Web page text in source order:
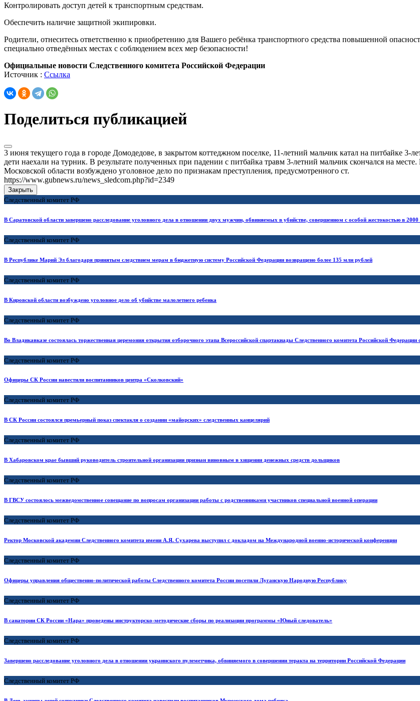
Контролировать доступ детей к транспортным средствам.
Обеспечить наличие защитной экипировки.
Родители, отнеситесь ответственно к приобретению для Вашего ребёнка транспортного средства повышенной
специально отведённых местах с соблюдением всех мер безопасности!
Официальные новости Следственного комитета Российской Федерации
Источник : Ссылка
Поделиться публикацией
3 июня текущего года в городе Домодедове, в закрытом коттеджном поселке, 11-летний мальчик катал на питбайке 3-
дети наехали на турник. В результате полученных при падении с питбайка травм 3-летний мальчик скончался на
Московской области возбуждено уголовное дело по признакам преступления, предусмотренного ст.
https://www.gubnews.ru/news_sledcom.php?id=2349
Закрыть
Следственный комитет РФ
В Саратовской области завершено расследование уголовного дела в отношении двух мужчин, обвиняемых в убийстве, совершенном с особой жестокостью в 2000
Следственный комитет РФ
В Республике Марий Эл благодаря принятым следствием мерам в бюджетную систему Российской Федерации возвращено более 135 млн рублей
Следственный комитет РФ
В Кировской области возбуждено уголовное дело об убийстве малолетнего ребенка
Следственный комитет РФ
Во Владикавказе состоялась торжественная церемония открытия отборочного этапа Всероссийской спартакиады Следственного комитета Российской
Следственный комитет РФ
Офицеры СК России навестили воспитанников центра «Сколковский»
Следственный комитет РФ
В СК России состоялся премьерный показ спектакля о создании «майорских» следственных канцелярий
Следственный комитет РФ
В Хабаровском крае бывший руководитель строительной организации признан виновным в хищении денежных средств дольщиков
Следственный комитет РФ
В ГВСУ состоялось межведомственное совещание по вопросам организации работы с родственниками участников специальной военной операции
Следственный комитет РФ
Ректор Московской академии Следственного комитета имени А.Я. Сухарева выступил с докладом на Международной военно-исторической конференции
Следственный комитет РФ
Офицеры управления общественно-политической работы Следственного комитета России посетили Луганскую Народную Республику
Следственный комитет РФ
В санатории СК России «Нара» проведены инструкторско-методические сборы по реализации программы «Юный следователь»
Следственный комитет РФ
Завершено расследование уголовного дела в отношении украинского пулеметчика, обвиняемого в совершении теракта на территории Российской Федерации
Следственный комитет РФ